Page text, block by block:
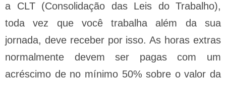
a CLT (Consolidação das Leis do Trabalho),
toda vez que você trabalha além da sua
jornada, deve receber por isso. As horas extras
normalmente devem ser pagas com um
acréscimo de no mínimo 50% sobre o valor da